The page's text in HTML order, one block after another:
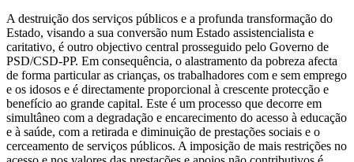
A destruição dos serviços públicos e a profunda transformação do
Estado, visando a sua conversão num Estado assistencialista e
caritativo, é outro objectivo central prosseguido pelo Governo de
PSD/CSD-PP. Em consequência, o alastramento da pobreza afecta
de forma particular as crianças, os trabalhadores com e sem emprego
e os idosos e é directamente proporcional à crescente protecção e
benefício ao grande capital. Este é um processo que decorre em
simultâneo com a degradação e encarecimento do acesso à educação
e à saúde, com a retirada e diminuição de prestações sociais e o
cerceamento de serviços públicos. A imposição de mais restrições no